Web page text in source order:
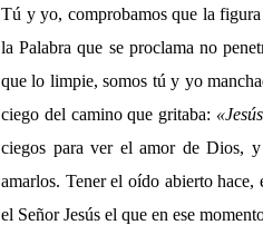
Tú y yo, comprobamos que la
la Palabra que se proclama no
que lo limpie, somos tú y yo
ciego del camino que gritaba:
ciegos para ver el amor de Dios,
amarlos. Tener el oído abierto
el Señor Jesús el que en ese